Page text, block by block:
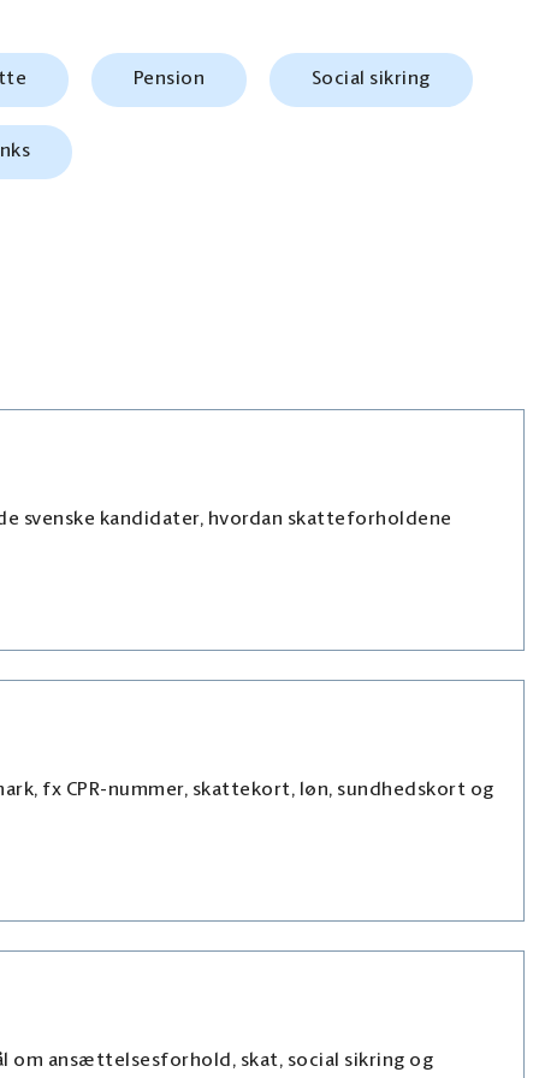
Pension Social sikring
svenske kandidater, hvordan skatteforholdene
fx CPR-nummer, skattekort, løn, sundhedskort og
om ansættelsesforhold, skat, social sikring og